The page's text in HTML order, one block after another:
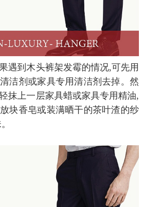
果遇到木头裤架发霉的情况,可先用
洁剂或家具专用清洁剂去掉。然
抹上一层家具蜡或家具专用精油,
块香皂或装满晒干的茶叶渣的纱